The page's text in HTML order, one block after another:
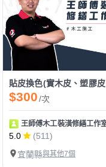
$300/次
王師傅木工裝潢修繕工作
5.0
(511)
宜蘭縣與其他7個